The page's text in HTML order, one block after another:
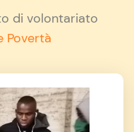
di volontariato
Povertà